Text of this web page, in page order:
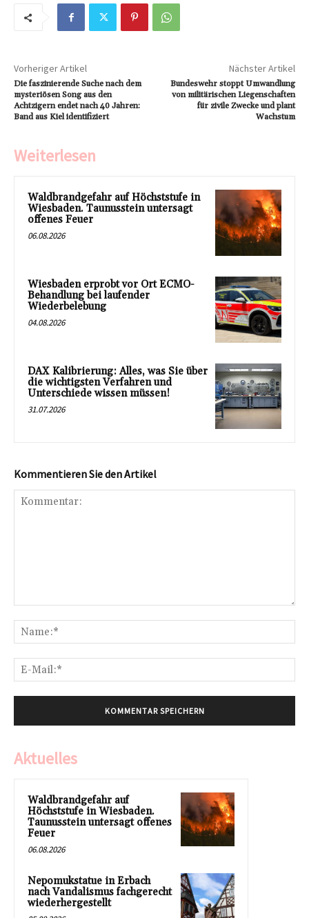
Vorheriger Artikel
Die faszinierende Suche nach dem
mysteriösen Song aus den
Achtzigern endet nach 40 Jahren:
Band aus Kiel identifiziert
Nächster Artikel
Bundeswehr stoppt Umwandlung
von militärischen Liegenschaften
für zivile Zwecke und plant
Wachstum
Weiterlesen
Waldbrandgefahr auf Höchststufe in
Wiesbaden. Taunusstein untersagt
offenes Feuer
06.08.2026
Wiesbaden erprobt vor Ort ECMO-
Behandlung bei laufender
Wiederbelebung
04.08.2026
DAX Kalibrierung: Alles, was Sie über
die wichtigsten Verfahren und
Unterschiede wissen müssen!
31.07.2026
Kommentieren Sie den Artikel
Aktuelles
Waldbrandgefahr auf
Höchststufe in Wiesbaden.
Taunusstein untersagt offenes
Feuer
06.08.2026
Nepomukstatue in Erbach
nach Vandalismus fachgerecht
wiederhergestellt